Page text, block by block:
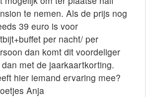
te nemen. Als de prijs nog
39 euro is voor
per nacht/ per
dan komt dit voordeliger
dan met de jaarkaartkorting.
hier iemand ervaring mee?
Anja